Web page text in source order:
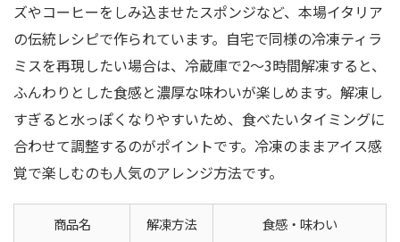
ズやコーヒーをしみ込ませたスポンジなど、本場イタリア
の伝統レシピで作られています。自宅で同様の冷凍ティラ
ミスを再現したい場合は、冷蔵庫で2〜3時間解凍すると、
ふんわりとした食感と濃厚な味わいが楽しめます。解凍し
すぎると水っぽくなりやすいため、食べたいタイミングに
合わせて調整するのがポイントです。冷凍のままアイス感
覚で楽しむのも人気のアレンジ方法です。
商品名 解凍方法 食感・味わい